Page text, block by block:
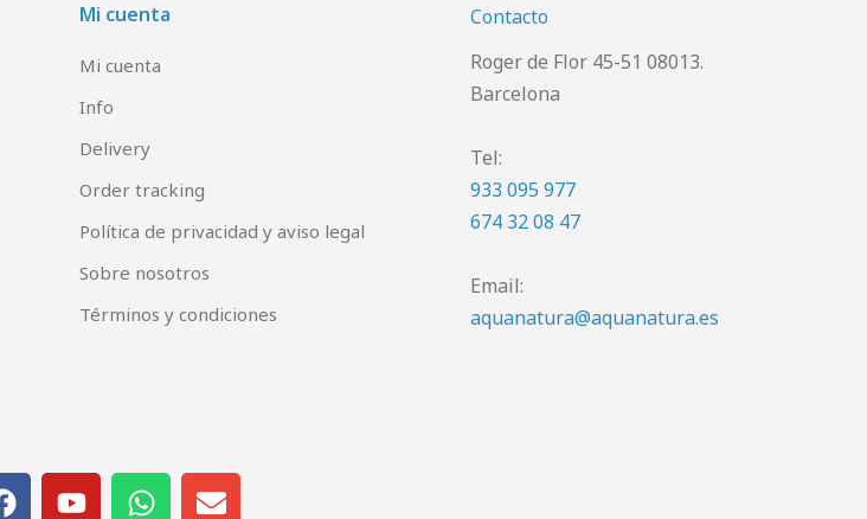
Mi cuenta
Mi cuenta
Info
Delivery
Order tracking
Política de privacidad y aviso legal
Sobre nosotros
Términos y condiciones
Contacto
Roger de Flor 45-51 08013.
Barcelona
Tel:
933 095 977
674 32 08 47
Email:
aquanatura@aquanatura.es